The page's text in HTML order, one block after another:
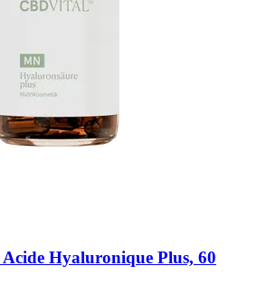
Acide Hyaluronique Plus, 60